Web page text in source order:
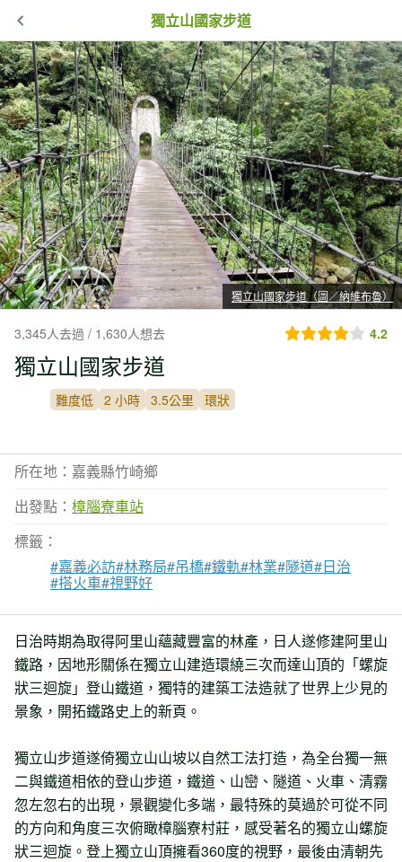
獨立山國家步道
獨立山國家步道（圖／納維布魯）
3,345人去過 / 1,630人想去 4.2
獨立山國家步道
難度低 2 小時 3.5公里 環狀
所在地：嘉義縣竹崎鄉
出發點： 樟腦寮車站
標籤：
#嘉義必訪#林務局#吊橋#鐵軌#林業#隧道#日治
#搭火車#視野好
日治時期為取得阿里山蘊藏豐富的林產，日人遂修建阿里山
鐵路，因地形關係在獨立山建造環繞三次而達山頂的「螺旋
狀三迴旋」登山鐵道，獨特的建築工法造就了世界上少見的
景象，開拓鐵路史上的新頁。
獨立山步道遂倚獨立山山坡以自然工法打造，為全台獨一無
二與鐵道相依的登山步道，鐵道、山巒、隧道、火車、清霧
忽左忽右的出現，景觀變化多端，最特殊的莫過於可從不同
的方向和角度三次俯瞰樟腦寮村莊，感受著名的獨立山螺旋
狀三迴旋。登上獨立山頂擁看360度的視野，最後由清朝先